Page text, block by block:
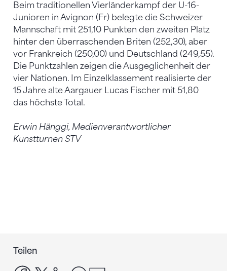
Beim traditionellen Vierländerkampf der U-16-
Junioren in Avignon (Fr) belegte die Schweizer
Mannschaft mit 251,10 Punkten den zweiten Platz
hinter den überraschenden Briten (252,30), aber
vor Frankreich (250,00) und Deutschland (249,55).
Die Punktzahlen zeigen die Ausgeglichenheit der
vier Nationen. Im Einzelklassement realisierte der
15 Jahre alte Aargauer Lucas Fischer mit 51,80
das höchste Total.
Erwin Hänggi, Medienverantwortlicher
Kunstturnen STV
Teilen